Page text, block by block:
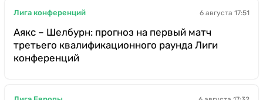
Лига конференций 6 августа 17:51
Аякс – Шелбурн: прогноз на первый матч
третьего квалификационного раунда Лиги
конференций